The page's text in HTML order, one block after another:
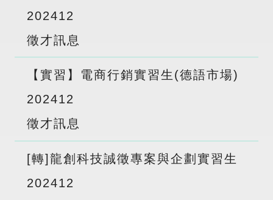
202412
徵才訊息
【實習】電商行銷實習生(德語市場)
202412
徵才訊息
[轉]龍創科技誠徵專案與企劃實習生
202412